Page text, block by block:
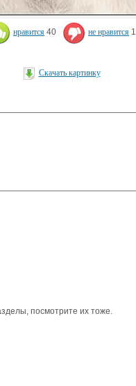
нравится 40 не нравится 1
Скачать картинку
посмотрите их тоже.